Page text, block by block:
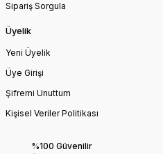
Sipariş Sorgula
Üyelik
Yeni Üyelik
Üye Girişi
Şifremi Unuttum
Kişisel Veriler Politikası
%100 Güvenilir